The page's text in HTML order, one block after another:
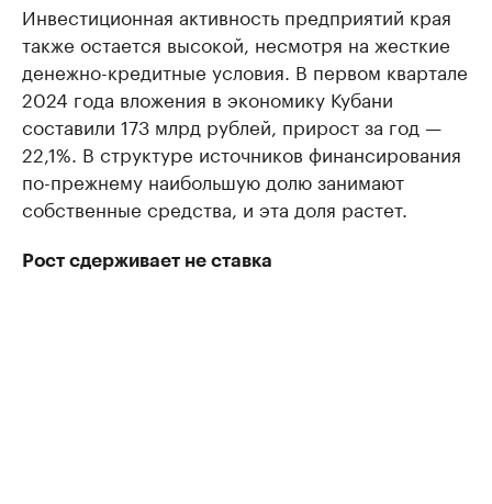
Инвестиционная активность предприятий края
также остается высокой, несмотря на жесткие
денежно-кредитные условия. В первом квартале
2024 года вложения в экономику Кубани
составили 173 млрд рублей, прирост за год —
22,1%. В структуре источников финансирования
по-прежнему наибольшую долю занимают
собственные средства, и эта доля растет.
Рост сдерживает не ставка